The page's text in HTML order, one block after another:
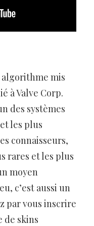
mis
à Valve Corp.
des systèmes
les plus
connaisseurs,
rares et les plus
moyen
c’est aussi un
par vous inscrire
de skins